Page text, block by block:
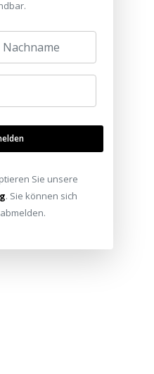
Sie unsere
. Sie können sich